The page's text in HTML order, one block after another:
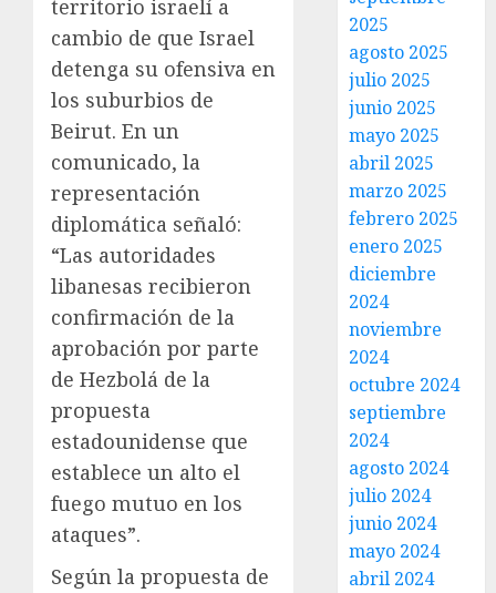
territorio israelí a
cambio de que Israel
detenga su ofensiva en
los suburbios de
Beirut. En un
comunicado, la
representación
diplomática señaló:
“Las autoridades
libanesas recibieron
confirmación de la
aprobación por parte
de Hezbolá de la
propuesta
estadounidense que
establece un alto el
fuego mutuo en los
ataques”.
Según la propuesta de
2025
agosto 2025
julio 2025
junio 2025
mayo 2025
abril 2025
marzo 2025
febrero 2025
enero 2025
diciembre
2024
noviembre
2024
octubre 2024
septiembre
2024
agosto 2024
julio 2024
junio 2024
mayo 2024
abril 2024